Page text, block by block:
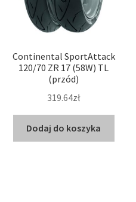
Continental SportAttack
120/70 ZR 17 (58W) TL
(przód)
319.64zł
Dodaj do koszyka